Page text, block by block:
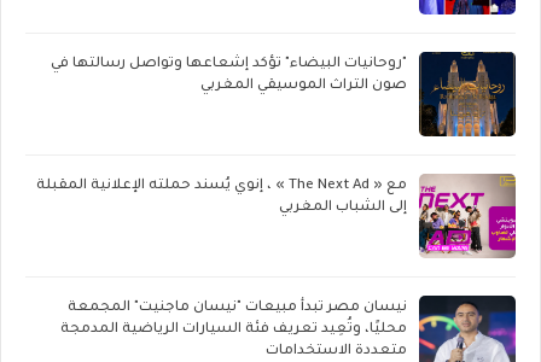
"روحانيات البيضاء" تؤكد إشعاعها وتواصل رسالتها في
صون التراث الموسيقي المغربي
مع « The Next Ad » ، إنوي يُسند حملته الإعلانية المقبلة
إلى الشباب المغربي
نيسان مصر تبدأ مبيعات "نيسان ماجنيت" المجمعة
محليًا، وتُعِيد تعريف فئة السيارات الرياضية المدمجة
متعددة الاستخدامات